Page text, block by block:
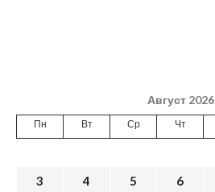
Август 2026
Пн Вт Ср Чт
3
4 5 6